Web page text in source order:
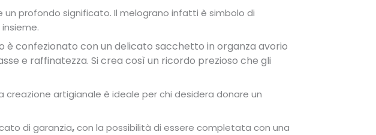
profondo significato. Il melograno infatti è simbolo di
è confezionato con un delicato sacchetto in organza avorio
e raffinatezza. Si crea così un ricordo prezioso che gli
artigianale è ideale per chi desidera donare un
di garanzia,con la possibilità di essere completata con una